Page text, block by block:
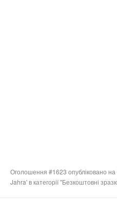
Оголошення #1623 опубліковано
Jahra' в категорії "Безкоштовні